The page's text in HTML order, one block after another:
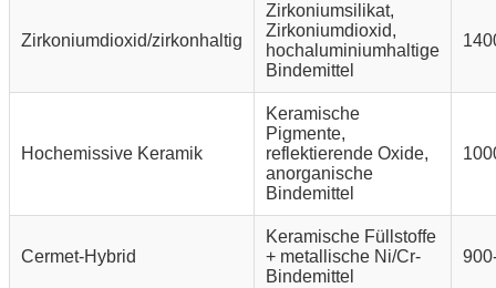
Zirkoniumdioxid/zirkonhaltig
Zirkoniumsilikat,
Zirkoniumdioxid,
hochaluminiumhaltige
Bindemittel
Hochemissive Keramik
Keramische
Pigmente,
reflektierende Oxide,
anorganische
Bindemittel
Cermet-Hybrid
Keramische Füllstoffe
+ metallische Ni/Cr-
Bindemittel